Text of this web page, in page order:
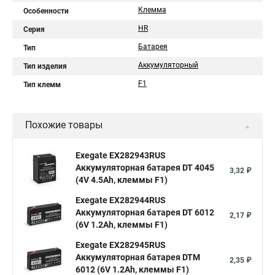
Особенности Клемма
Серия HR
Тип Батарея
Тип изделия Аккумуляторный
Тип клемм F1
Похожие товары
Exegate EX282943RUS
Аккумуляторная батарея DT 4045
(4V 4.5Ah, клеммы F1)
3,32 ₽
Exegate EX282944RUS
Аккумуляторная батарея DT 6012
(6V 1.2Ah, клеммы F1)
2,17 ₽
Exegate EX282945RUS
Аккумуляторная батарея DTM
6012 (6V 1.2Ah, клеммы F1)
2,35 ₽